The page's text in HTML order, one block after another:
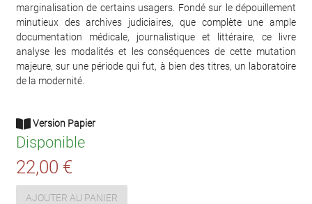
marginalisation de certains usagers. Fondé sur le dépouillement
minutieux des archives judiciaires, que complète une ample
documentation médicale, journalistique et littéraire, ce livre
analyse les modalités et les conséquences de cette mutation
majeure, sur une période qui fut, à bien des titres, un laboratoire
de la modernité.
Version Papier
Disponible
22,00 €
AJOUTER AU PANIER